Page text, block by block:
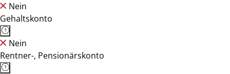
Nein
Gehaltskonto
Nein
Rentner-, Pensionärskonto